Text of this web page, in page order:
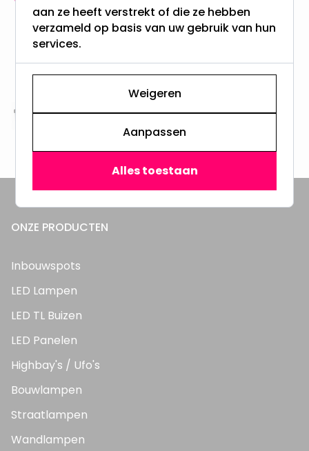
meer dan 100.000 klanten gingen u voor
Gratis verzending + snel geleverd
Vanaf EUR100,- naar NL & BE
3000m2 - 60.000+ Producten
ONZE PRODUCTEN
Inbouwspots
LED Lampen
LED TL Buizen
LED Panelen
Highbay's / Ufo's
Bouwlampen
Straatlampen
Wandlampen
aan ze heeft verstrekt of die ze hebben
verzameld op basis van uw gebruik van hun
services.
Weigeren
Aanpassen
Alles toestaan